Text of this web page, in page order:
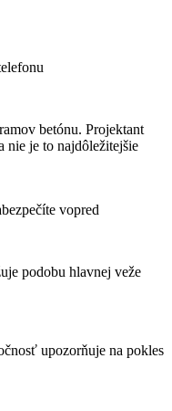
betónu. Projektant
nie je to najdôležitejšie
vopred
podobu hlavnej veže
upozorňuje na pokles